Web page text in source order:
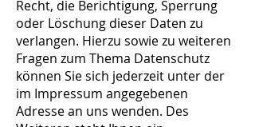
Recht, die Berichtigung, Sperrung
oder Löschung dieser Daten zu
verlangen. Hierzu sowie zu weiteren
Fragen zum Thema Datenschutz
können Sie sich jederzeit unter der
im Impressum angegebenen
Adresse an uns wenden. Des